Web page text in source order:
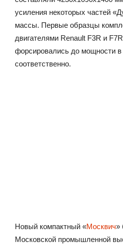
усиления некоторых частей
массы. Первые образцы
двигателями Renault F3R и
форсировались до мощности в
соответственно.
Новый компактный «Москвич»
Московской промышленной